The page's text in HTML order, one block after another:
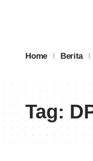
Home Berita
Tag: